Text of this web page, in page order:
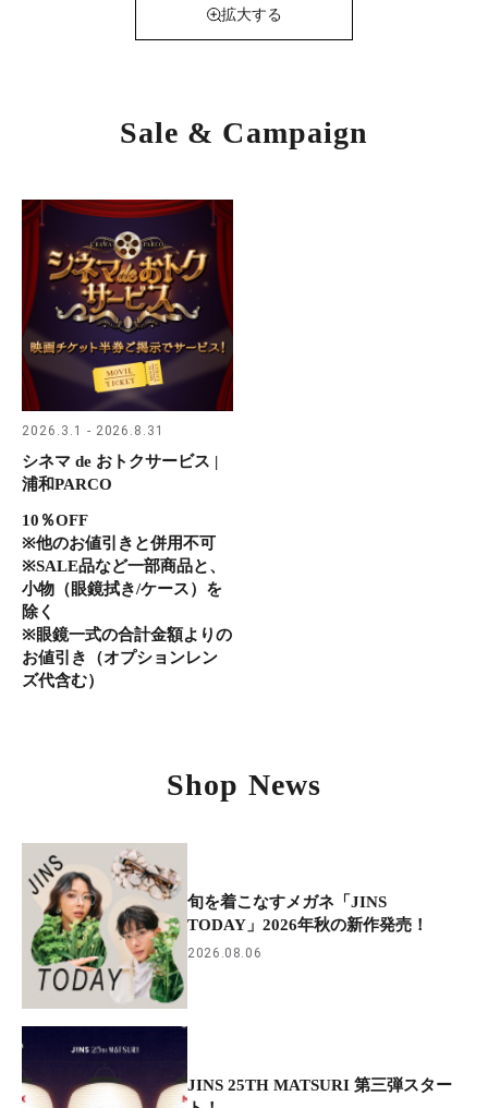
拡大する
Sale & Campaign
2026.3.1 - 2026.8.31
シネマ de おトクサービス |
浦和PARCO
10％OFF
※他のお値引きと併用不可
※SALE品など一部商品と、
小物（眼鏡拭き/ケース）を
除く
※眼鏡一式の合計金額よりの
お値引き（オプションレン
ズ代含む）
Shop News
旬を着こなすメガネ「JINS
TODAY」2026年秋の新作発売！
2026.08.06
JINS 25TH MATSURI 第三弾スター